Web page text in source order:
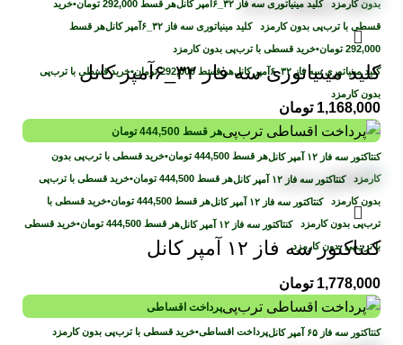
بدون کارمزد هر قسط 292,000 تومان•خرید
قسطی با ترب‌پی بدون کارمزد هر قسط
292,000 تومان•خرید قسطی با ترب‌پی بدون کارمزد
هر قسط292,000 تومان•خرید قسطی با ترب‌پی
بدون کارمزد
کلید مینیاتوری سه فاز ۳۲_۶آمپر کانل
1,168,000 تومان
هر قسط 444,500 تومان
هر قسط 444,500 تومان•خرید قسطی با ترب‌پی بدون
کارمزد هر قسط 444,500 تومان•خرید قسطی با ترب‌پی
بدون کارمزد هر قسط 444,500 تومان•خرید قسطی با
ترب‌پی بدون کارمزد هر قسط 444,500 تومان•خرید قسطی
با ترب‌پی بدون کارمزد
کنتاکتور سه فاز ۱۲ آمپر کانل
1,778,000 تومان
پرداخت اقساطی
پرداخت اقساطی•خرید قسطی با ترب‌پی بدون کارمزد